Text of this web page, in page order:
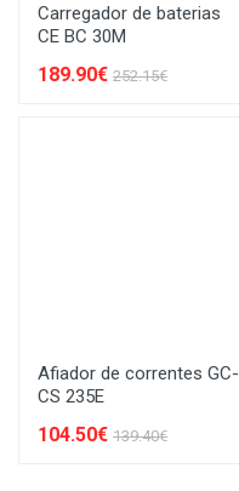
Carregador de baterias
CE BC 30M
189.90€ 252.15€
Afiador de correntes GC-
CS 235E
104.50€ 139.40€